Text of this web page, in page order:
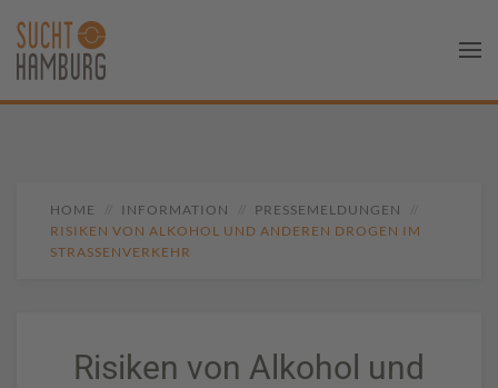
HOME INFORMATION
PRESSEMELDUNGEN
RISIKEN VON ALKOHOL UND ANDEREN DROGEN IM
STRASSENVERKEHR
Risiken von Alkohol und